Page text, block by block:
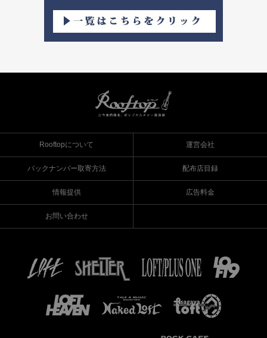
Rooftopについて 運営会社
バックナンバー取寄方法 配布店目録
情報提供 広告料金
お問い合わせ